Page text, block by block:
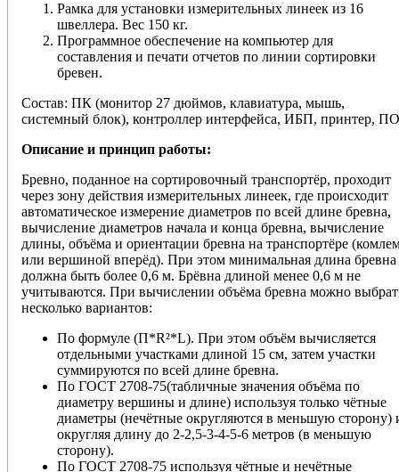
Рамка для установки измерительных линеек из 16
швеллера. Вес 150 кг.
Программное обеспечение на компьютер для
составления и печати отчетов по линии сортировки
бревен.
Состав: ПК (монитор 27 дюймов, клавиатура, мышь,
системный блок), контроллер интерфейса, ИБП, принтер,
Описание и принцип работы:
Бревно, поданное на сортировочный транспортёр, проходит
через зону действия измерительных линеек, где происходит
автоматическое измерение диаметров по всей длине бревна,
вычисление диаметров начала и конца бревна, вычисление
длины, объёма и ориентации бревна на транспортёре
или вершиной вперёд). При этом минимальная длина бревна
должна быть более 0,6 м. Брёвна длиной менее 0,6 м не
учитываются. При вычислении объёма бревна можно
несколько вариантов:
По формуле (П*R²*L). При этом объём вычисляется
отдельными участками длиной 15 см, затем участки
суммируются по всей длине бревна.
По ГОСТ 2708-75(табличные значения объёма по
диаметру вершины и длине) используя только чётные
диаметры (нечётные округляются в меньшую сторону)
округляя длину до 2-2,5-3-4-5-6 метров (в меньшую
сторону).
По ГОСТ 2708-75 используя чётные и нечётные